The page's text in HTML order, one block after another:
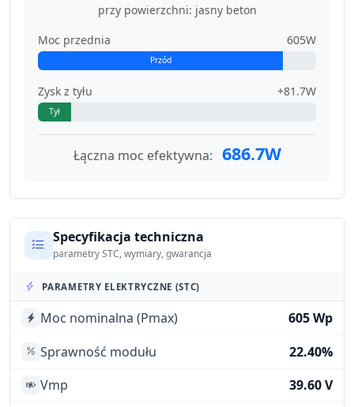
przy powierzchni: jasny beton
Moc przednia
605W
Przód
Zysk z tyłu +81.7W
Tył
Łączna moc efektywna: 686.7W
Specyfikacja techniczna
parametry STC, wymiary, gwarancja
PARAMETRY ELEKTRYCZNE (STC)
Moc nominalna (Pmax)
605 Wp
Sprawność modułu
22.40%
Vmp
39.60 V